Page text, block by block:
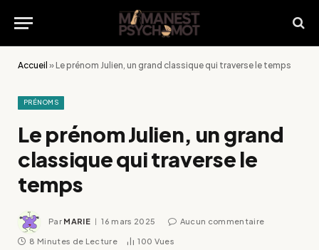
Accueil »Le prénom Julien, un grand classique qui traverse le temps
PRÉNOMS
Le prénom Julien, un grand
classique qui traverse le
temps
Par MARIE 16 mars 2025 Aucun commentaire
8 Minutes de Lecture 100 Vues